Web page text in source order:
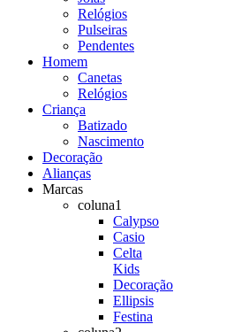
Relógios
Pulseiras
Pendentes
Homem
Canetas
Relógios
Criança
Batizado
Nascimento
Decoração
Alianças
Marcas
coluna1
Calypso
Casio
Celta
Kids
Decoração
Ellipsis
Festina